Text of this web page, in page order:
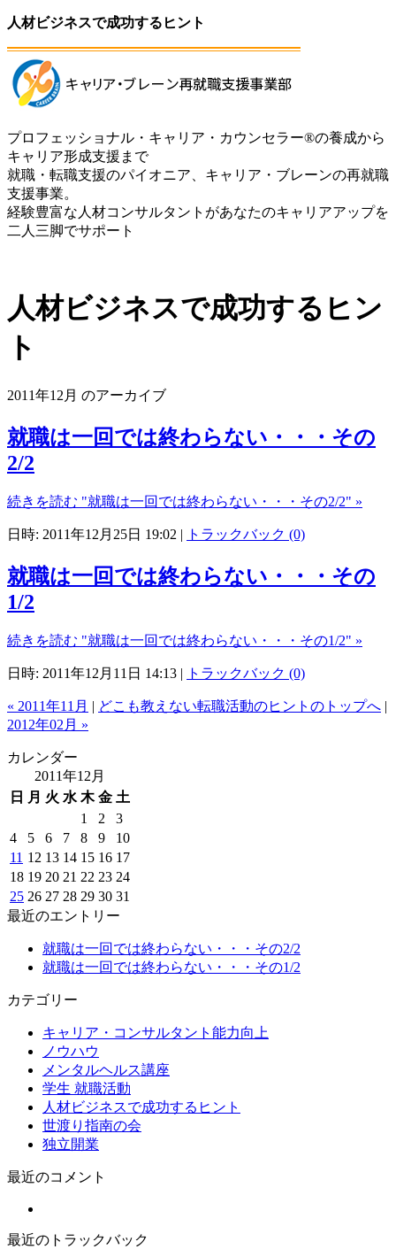
人材ビジネスで成功するヒント
プロフェッショナル・キャリア・カウンセラー®の養成から
キャリア形成支援まで
就職・転職支援のパイオニア、キャリア・ブレーンの再就職
支援事業。
経験豊富な人材コンサルタントがあなたのキャリアアップを
二人三脚でサポート
人材ビジネスで成功するヒン
ト
2011年12月 のアーカイブ
就職は一回では終わらない・・・その
2/2
続きを読む "就職は一回では終わらない・・・その2/2" »
日時: 2011年12月25日 19:02 | トラックバック (0)
就職は一回では終わらない・・・その
1/2
続きを読む "就職は一回では終わらない・・・その1/2" »
日時: 2011年12月11日 14:13 | トラックバック (0)
« 2011年11月 | どこも教えない転職活動のヒントのトップへ |
2012年02月 »
カレンダー
2011年12月
日
月 火 水 木 金 土
1
2
3
4
5 6 7 8 9
10
11 12 13 14 15 16 17
18 19 20 21 22 23 24
25 26 27 28 29 30 31
最近のエントリー
就職は一回では終わらない・・・その2/2
就職は一回では終わらない・・・その1/2
カテゴリー
キャリア・コンサルタント能力向上
ノウハウ
メンタルヘルス講座
学生 就職活動
人材ビジネスで成功するヒント
世渡り指南の会
独立開業
最近のコメント
最近のトラックバック